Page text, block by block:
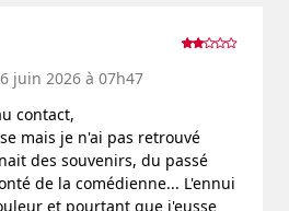
juin 2026 à 07h47
contact,
mais je n'ai pas retrouvé
des souvenirs, du passé
de la comédienne... L'ennui
et pourtant que j'eusse